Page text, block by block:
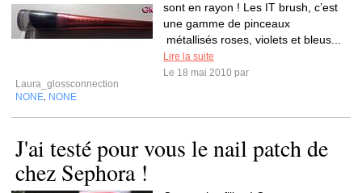
sont en rayon ! Les IT brush, c’est
une gamme de pinceaux
métallisés roses, violets et bleus...
Lire la suite
Le 18 mai 2010 par
Laura_glossconnection
NONE NONE
J'ai testé pour vous le nail patch de
chez Sephora !